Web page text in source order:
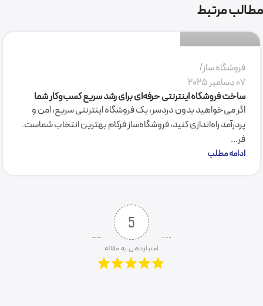
مطالب مرتبط
فروشگاه ساز
07 دسامبر 2025
ساخت فروشگاه اینترنتی حرفه‌ای برای رشد سریع کسب‌وکار شما
اگر می‌خواهید بدون دردسر، یک فروشگاه اینترنتی سریع، امن و
پردرآمد راه‌اندازی کنید، فروشگاه‌ساز فرکام بهترین انتخاب شماست.
فر...
ادامه مطلب
5
امتیازدهی به مقاله